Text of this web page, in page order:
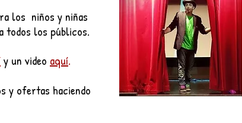
los niños y niñas
todos los públicos.
y un video aquí.
y ofertas haciendo